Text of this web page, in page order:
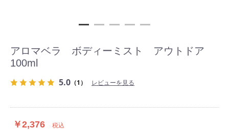
アロマベラ ボディーミスト アウトドア
100ml
5.0 （1） レビューを見る
￥2,376 税込